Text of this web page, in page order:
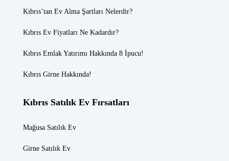
Kıbrıs’tan Ev Alma Şartları Nelerdir?
Kıbrıs Ev Fiyatları Ne Kadardır?
Kıbrıs Emlak Yatırımı Hakkında 8 İpucu!
Kıbrıs Girne Hakkında!
Kıbrıs Satılık Ev Fırsatları
Mağusa Satılık Ev
Girne Satılık Ev